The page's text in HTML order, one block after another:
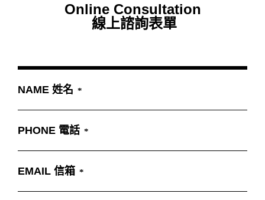
新北土城HOLA店
Service Contact
人才招募 隱私權政策
Online Consultation
線上諮詢表單
NAME 姓名
PHONE 電話
EMAIL 信箱